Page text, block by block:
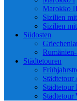
Marokko II
Sizilien
Sizilien
Südosten
Städtetouren
Städtetour
Städtetour
Städtetour